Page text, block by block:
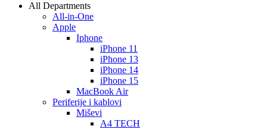
All Departments
All-in-One
Apple
Iphone
iPhone 11
iPhone 13
iPhone 14
iPhone 15
MacBook Air
Periferije i kablovi
Miševi
A4 TECH